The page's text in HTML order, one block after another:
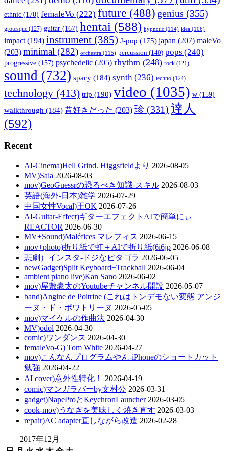
ethnic (170) femaleVo (222) future (488) genius (355)
grotesque (127) guitar (167) hentai (588) hypnotic (114) idea (106)
impact (194) instrument (385) J-pop (175) japan (207) maleVo
(203) minimal (282) orchestra (115) percussion (140) pops (240)
progressive (157) psychedelic (205) rhythm (248) rock (121)
sound (732) spacy (184) synth (236) techno (124)
technology (413) trip (190) video (1035) w (159)
walkthrough (184) 昔好きだった (203) 珍 (331) 達人
(592)
Recent
AI-Cinema)Hell Grind. Higgsfieldより 2026-08-05
MV)Sala 2026-08-03
mov)GeoGuessrの恐るべき知識-スキル 2026-08-03
英語(海外-日本)雑学 2026-07-29
中国女性Vocal)王OK 2026-07-26
AI-Guitar-Effect)ギターエフェクトAIで簡単にぃ
REACTOR 2026-06-30
MV+Sound)Maléfices マレフィス 2026-06-15
mov+photo)折り紙で虹＋AIで折り紙(6i6jp 2026-06-08
悲劇）インスタ-ドジなピタゴラ 2026-06-05
newGadget)Split Keyboard+Trackball 2026-06-04
ambient piano live)Kan Sano 2026-06-02
mov)屋敷豪太のYoutubeチャンネル開設 2026-05-07
band)Angine de Poitrine (これはトンデモない変態 アンジ
ーヌ・ド・ポワトリーヌ 2026-05-05
mov)マイケルの作曲法 2026-04-30
MV)odol 2026-04-30
comic)ワンダンス 2026-04-30
femaleVo-G) Tom White 2026-04-27
mov)こんなんプログラムやん-iPhoneのショートカット
勉強 2026-04-22
AI cover)意外性特化！
2026-04-19
comic)マンガラバーby文村公 2026-03-31
gadget)NapeProとKeychronLauncher 2026-03-05
cook-mov)うなぎを美味しく焼き直す 2026-03-03
repair)AC adapter直しながら改造 2026-02-28
2017年12月